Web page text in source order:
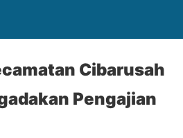
Cibarusah
Pengajian